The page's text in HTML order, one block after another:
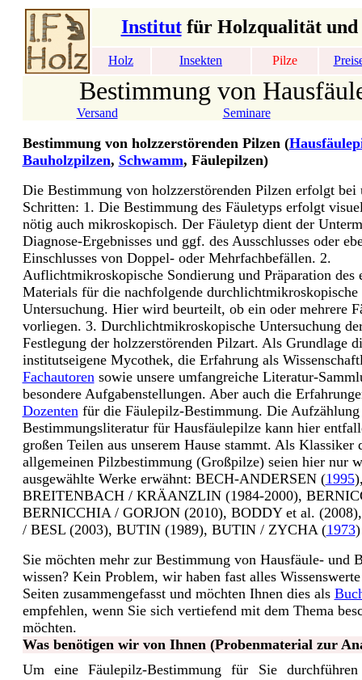
Institutfür Holzqualität und
Holz Insekten Pilze
Bestimmung von
Versand Seminare
Bestimmung von holzzerstörenden Pilzen (
Bauholzpilzen, Schwamm, Fäulepilzen)
Die Bestimmung von holzzerstörenden Pilzen erfolgt bei
Schritten: 1. Die Bestimmung des Fäuletyps erfolgt
nötig auch mikroskopisch. Der Fäuletyp dient der
Diagnose-Ergebnisses und ggf. des Ausschlusses oder
Einschlusses von Doppel- oder Mehrfachbefällen. 2.
Auflichtmikroskopische Sondierung und Präparation des
Materials für die nachfolgende durchlichtmikroskopische
Untersuchung. Hier wird beurteilt, ob ein oder mehrere
vorliegen. 3. Durchlichtmikroskopische Untersuchung
Festlegung der holzzerstörenden Pilzart. Als Grundlage
institutseigene Mycothek, die Erfahrung als
Fachautorensowie unsere umfangreiche Literatur-
besondere Aufgabenstellungen. Aber auch die
Dozentenfür die Fäulepilz-Bestimmung. Die Aufzählung
Bestimmungsliteratur für Hausfäulepilze kann hier
großen Teilen aus unserem Hause stammt. Als Klassiker
allgemeinen Pilzbestimmung (Großpilze) seien hier nur
ausgewählte Werke erwähnt: BECH-ANDERSEN (1995
BREITENBACH / KRÄANZLIN (1984-2000),
BERNICCHIA / GORJON (2010), BODDY et al.
/ BESL (2003), BUTIN (1989), BUTIN / ZYCHA (1973
Sie möchten mehr zur Bestimmung von Hausfäule- und
wissen? Kein Problem, wir haben fast alles
Seiten zusammengefasst und möchten Ihnen dies als
empfehlen, wenn Sie sich vertiefend mit dem Thema
möchten.
Was benötigen wir von Ihnen (Probenmaterial zur
Um eine Fäulepilz-Bestimmung für Sie